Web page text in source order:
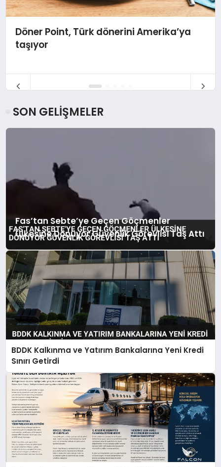
Döner Point, Türk dönerini Amerika’ya
taşıyor
SON GELİŞMELER
Fas’tan Sebte’ye Geçen Göçmenler
Ülkesine Dönüyor Güvenlik Görevlisi Taş Attı
BDDK Kalkınma ve Yatırım Bankalarına Yeni Kredi
Sınırı Getirdi